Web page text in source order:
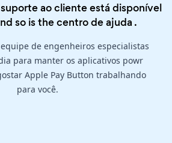
ao cliente está disponível
so is thecentro de ajuda .
de engenheiros especialistas
para manter os aplicativos powr
Apple Pay Button trabalhando
para você.